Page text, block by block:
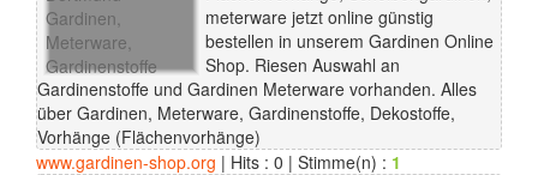
meterware jetzt online günstig
bestellen in unserem Gardinen Online
Shop. Riesen Auswahl an
Gardinenstoffe und Gardinen Meterware vorhanden. Alles
über Gardinen, Meterware, Gardinenstoffe, Dekostoffe,
Vorhänge (Flächenvorhänge)
www.gardinen-shop.org | Hits : 0 | Stimme(n) : 1